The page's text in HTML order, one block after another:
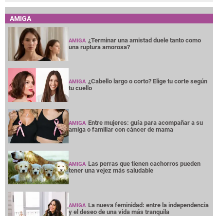
AMIGA
AMIGA ¿Terminar una amistad duele tanto como
una ruptura amorosa?
AMIGA ¿Cabello largo o corto? Elige tu corte según
tu cuello
AMIGA Entre mujeres: guía para acompañar a su
amiga o familiar con cáncer de mama
AMIGA Las perras que tienen cachorros pueden
tener una vejez más saludable
AMIGA La nueva feminidad: entre la independencia
y el deseo de una vida más tranquila